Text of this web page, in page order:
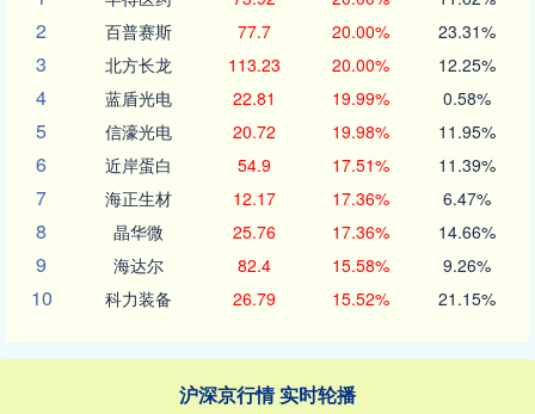
2 百普赛斯 77.7 20.00% 23.31%
3 北方长龙 113.23 20.00% 12.25%
4 蓝盾光电 22.81 19.99% 0.58%
5 信濠光电 20.72 19.98% 11.95%
6 近岸蛋白 54.9 17.51% 11.39%
7 海正生材 12.17 17.36% 6.47%
8 晶华微 25.76 17.36% 14.66%
9 海达尔 82.4 15.58% 9.26%
10 科力装备 26.79 15.52% 21.15%
沪深京行情 实时轮播